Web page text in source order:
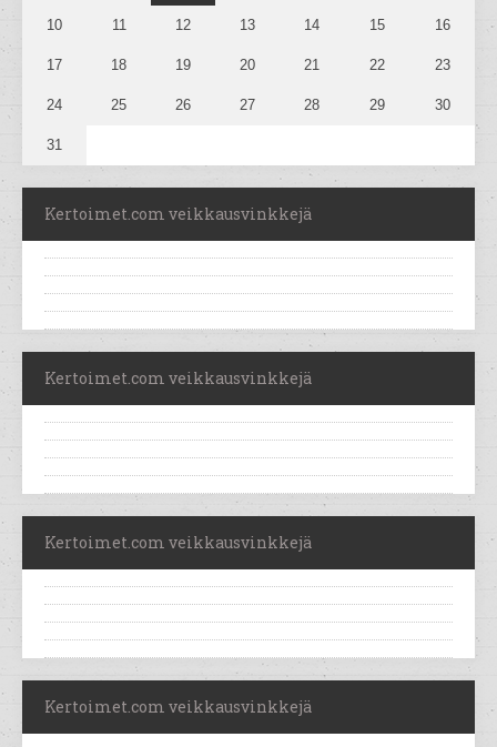
10 11 12 13 14 15 16
17 18 19 20 21 22 23
24 25 26 27 28 29 30
31
Kertoimet.com veikkausvinkkejä
Kertoimet.com veikkausvinkkejä
Kertoimet.com veikkausvinkkejä
Kertoimet.com veikkausvinkkejä